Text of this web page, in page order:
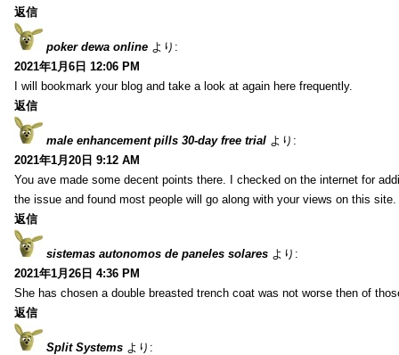
返信
poker dewa online より:
2021年1月6日 12:06 PM
I will bookmark your blog and take a look at again here frequently.
返信
male enhancement pills 30-day free trial より:
2021年1月20日 9:12 AM
You ave made some decent points there. I checked on the internet for
the issue and found most people will go along with your views on this site.
返信
sistemas autonomos de paneles solares より:
2021年1月26日 4:36 PM
She has chosen a double breasted trench coat was not worse then of
返信
Split Systems より: